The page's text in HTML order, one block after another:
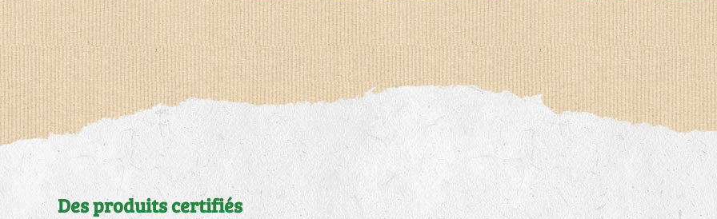
Des produits certifiés